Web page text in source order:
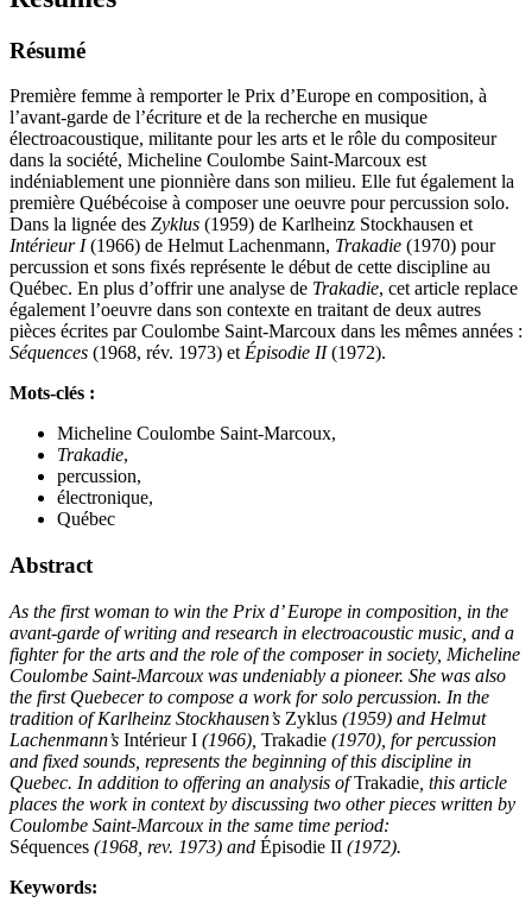
Résumé
Première femme à remporter le Prix d’Europe en composition, à
l’avant-garde de l’écriture et de la recherche en musique
électroacoustique, militante pour les arts et le rôle du compositeur
dans la société, Micheline Coulombe Saint-Marcoux est
indéniablement une pionnière dans son milieu. Elle fut également la
première Québécoise à composer une oeuvre pour percussion solo.
Dans la lignée des Zyklus (1959) de Karlheinz Stockhausen et
Intérieur I (1966) de Helmut Lachenmann, Trakadie (1970) pour
percussion et sons fixés représente le début de cette discipline au
Québec. En plus d’offrir une analyse de Trakadie, cet article replace
également l’oeuvre dans son contexte en traitant de deux autres
pièces écrites par Coulombe Saint-Marcoux dans les mêmes années :
Séquences (1968, rév. 1973) et Épisodie II(1972).
Mots-clés :
Micheline Coulombe Saint-Marcoux,
Trakadie,
percussion,
électronique,
Québec
Abstract
As the first woman to win the Prix d’ Europe in composition, in the
avant-garde of writing and research in electroacoustic music, and a
fighter for the arts and the role of the composer in society, Micheline
Coulombe Saint-Marcoux was undeniably a pioneer. She was also
the first Quebecer to compose a work for solo percussion. In the
tradition of Karlheinz Stockhausen’s Zyklus (1959) and Helmut
Lachenmann’s IntérieurI (1966), Trakadie (1970), for percussion
and fixed sounds, represents the beginning of this discipline in
Quebec. In addition to offering an analysis ofTrakadie , this article
places the work in context by discussing two other pieces written by
Coulombe Saint-Marcoux in the same time period:
Séquences (1968, rev. 1973) and Épisodie II (1972).
Keywords: